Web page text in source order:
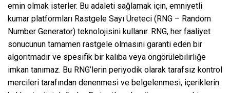
emin olmak isterler. Bu adaleti sağlamak için, emniyetli
kumar platformları Rastgele Sayı Üreteci (RNG – Random
Number Generator) teknolojisini kullanır. RNG, her faaliyet
sonucunun tamamen rastgele olmasını garanti eden bir
algoritmadır ve spesifik bir kalıba veya öngörülebilirliğe
imkan tanımaz. Bu RNG’lerin periyodik olarak tarafsız kontrol
mercileri tarafından denenmesi ve belgelenmesi, içeriklerin